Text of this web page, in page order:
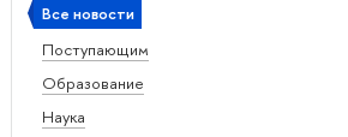
Все новости
Поступающим
Образование
Наука